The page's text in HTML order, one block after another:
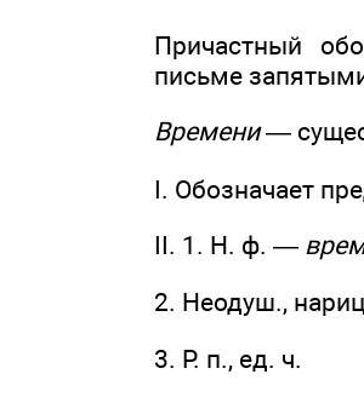
Причастный
письме
Времени—
I. Обозначает
II. 1. Н. ф. —
2. Неодуш.,
3. Р. п., ед. ч.